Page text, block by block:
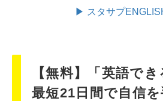
▶ スタサプ
【無料】「英語で
最短21日間で自信